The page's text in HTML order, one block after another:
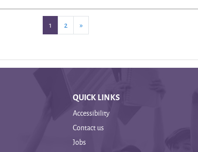
1 (current)
2 »Selanjutnya
QUICK LINKS
Accessibility
Contact us
Jobs